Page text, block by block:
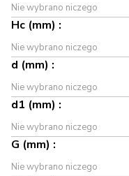
Nie wybrano niczego
Hc (mm) :
Nie wybrano niczego
d (mm) :
Nie wybrano niczego
d1 (mm) :
Nie wybrano niczego
G (mm) :
Nie wybrano niczego